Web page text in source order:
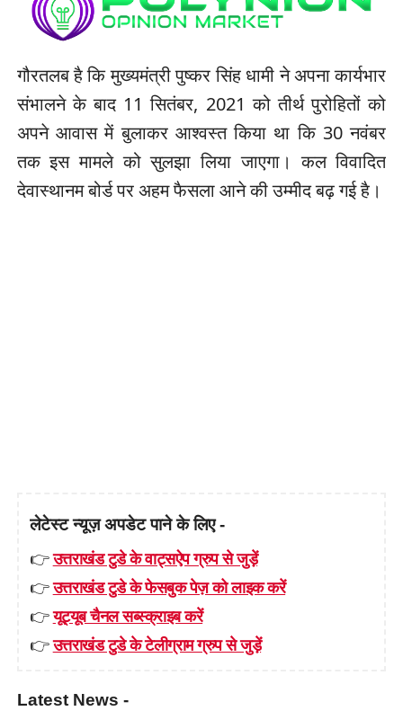
गौरतलब है कि मुख्यमंत्री पुष्कर सिंह धामी ने अपना कार्यभार
संभालने के बाद 11 सितंबर, 2021 को तीर्थ पुरोहितों को
अपने आवास में बुलाकर आश्वस्त किया था कि 30 नवंबर
तक इस मामले को सुलझा लिया जाएगा। कल विवादित
देवास्थानम बोर्ड पर अहम फैसला आने की उम्मीद बढ़ गई है।
लेटेस्ट न्यूज़ अपडेट पाने के लिए -
👉उत्तराखंड टुडे के वाट्सऐप ग्रुप से जुड़ें
👉उत्तराखंड टुडे के फेसबुक पेज़ को लाइक करें
👉यूट्यूब चैनल सब्स्क्राइब करें
👉उत्तराखंड टुडे के टेलीग्राम ग्रुप से जुड़ें
Latest News -